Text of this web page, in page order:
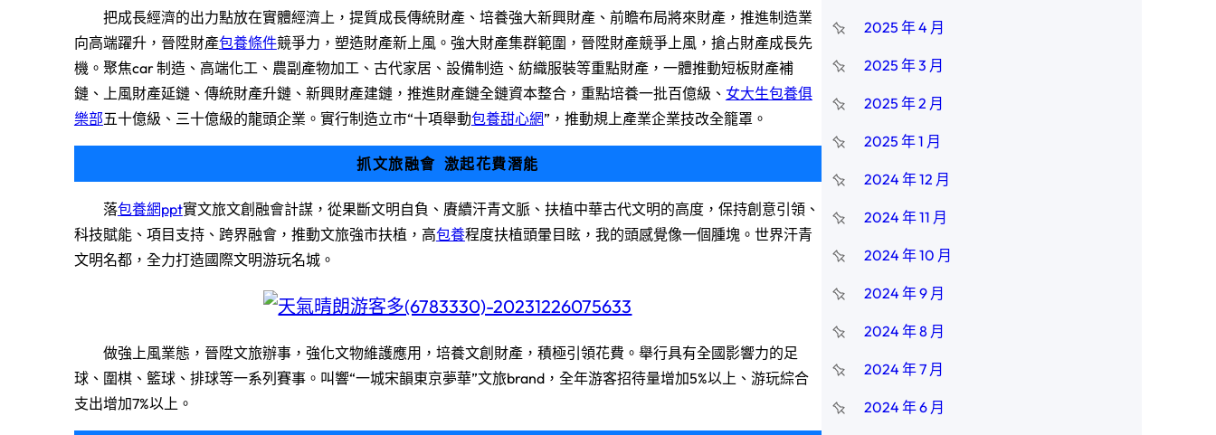
把成長經濟的出力點放在實體經濟上，提質成長傳統財產、培養強大新興財產、前瞻布局將來財產，推進制造業
向高端躍升，晉陞財產包養條件競爭力，塑造財產新上風。強大財產集群範圍，晉陞財產競爭上風，搶占財產成長先
機。聚焦car 制造、高端化工、農副產物加工、古代家居、設備制造、紡織服裝等重點財產，一體推動短板財產補
鏈、上風財產延鏈、傳統財產升鏈、新興財產建鏈，推進財產鏈全鏈資本整合，重點培養一批百億級、 女大生包養俱
樂部五十億級、三十億級的龍頭企業。實行制造立市“十項舉動包養甜心網”，推動規上產業企業技改全籠罩。
抓文旅融會 激起花費潛能
落包養網ppt實文旅文創融會計謀，從果斷文明自負、賡續汗青文脈、扶植中華古代文明的高度，保持創意引領、
科技賦能、項目支持、跨界融會，推動文旅強市扶植，高包養程度扶植頭暈目眩，我的頭感覺像一個腫塊。世界汗青
文明名都，全力打造國際文明游玩名城。
做強上風業態，晉陞文旅辦事，強化文物維護應用，培養文創財產，積極引領花費。舉行具有全國影響力的足
球、圍棋、籃球、排球等一系列賽事。叫響“一城宋韻東京夢華”文旅brand，全年游客招待量增加5%以上、游玩綜合
支出增加7%以上。
2025 年 4 月
2025 年 3 月
2025 年 2 月
2025 年 1 月
2024 年 12 月
2024 年 11 月
2024 年 10 月
2024 年 9 月
2024 年 8 月
2024 年 7 月
2024 年 6 月